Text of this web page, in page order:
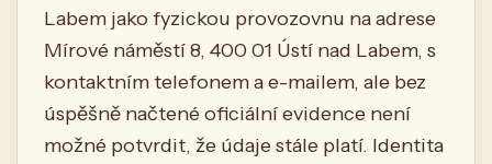
Labem jako fyzickou provozovnu na adrese
Mírové náměstí 8, 400 01 Ústí nad Labem, s
kontaktním telefonem a e-mailem, ale bez
úspěšně načtené oficiální evidence není
možné potvrdit, že údaje stále platí. Identita